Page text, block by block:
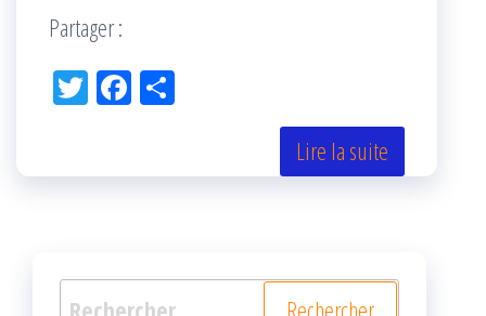
Partager :
Tw Fac
k r
Lire la suite
Rechercher :